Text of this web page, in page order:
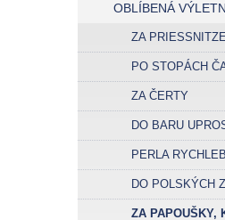
OBLÍBENÁ
PO STOPÁCH
ZA ČERTY
DO BARU